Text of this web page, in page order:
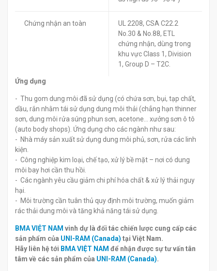
Chứng nhận an toàn
UL 2208, CSA C22.2
No.30 & No.88, ETL
chứng nhận, dùng trong
khu vực Class 1, Division
1, Group D – T2C.
Ứng dụng
- Thu gom dung môi đã sử dụng (có chứa sơn, bụi, tạp chất,
dầu, rắn nhằm tái sử dụng dung môi thải (chẳng hạn thinner
sơn, dung môi rửa súng phun sơn, acetone… xưởng sơn ô tô
(auto body shops). Ứng dụng cho các ngành như sau:
- Nhà máy sản xuất sử dụng dung môi phủ, sơn, rửa các linh
kiện.
- Công nghiệp kim loại, chế tạo, xử lý bề mặt – nơi có dung
môi bay hơi cần thu hồi.
- Các ngành yêu cầu giảm chi phí hóa chất & xử lý thải nguy
hại.
- Môi trường cần tuân thủ quy định môi trường, muốn giảm
rác thải dung môi và tăng khả năng tái sử dụng.
BMA VIỆT NAM vinh dự là đối tác chiến lược cung cấp các
sản phẩm của UNI-RAM (Canada) tại Việt Nam.
Hãy liên hệ tới BMA VIỆT NAM để nhận được sự tư vấn tân
tâm về các sản phẩm của UNI-RAM (Canada).